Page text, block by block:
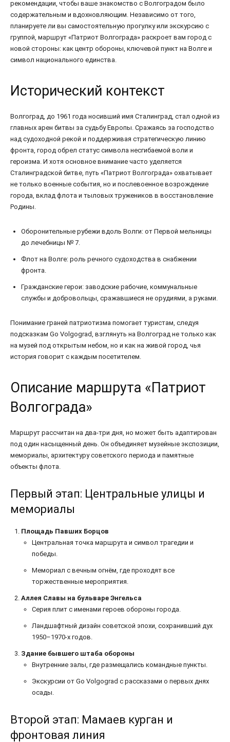
рекомендации, чтобы ваше знакомство с Волгоградом было
содержательным и вдохновляющим. Независимо от того,
планируете ли вы самостоятельную прогулку или экскурсию с
группой, маршрут «Патриот Волгограда» раскроет вам город с
новой стороны: как центр обороны, ключевой пункт на Волге и
символ национального единства.
Исторический контекст
Волгоград, до 1961 года носивший имя Сталинград, стал одной из
главных арен битвы за судьбу Европы. Сражаясь за господство
над судоходной рекой и поддерживая стратегическую линию
фронта, город обрел статус символа несгибаемой воли и
героизма. И хотя основное внимание часто уделяется
Сталинградской битве, путь «Патриот Волгограда» охватывает
не только военные события, но и послевоенное возрождение
города, вклад флота и тыловых тружеников в восстановление
Родины.
Оборонительные рубежи вдоль Волги: от Первой мельницы
до лечебницы № 7.
Флот на Волге: роль речного судоходства в снабжении
фронта.
Гражданские герои: заводские рабочие, коммунальные
службы и добровольцы, сражавшиеся не орудиями, а руками.
Понимание граней патриотизма помогает туристам, следуя
подсказкам Go Volgograd, взглянуть на Волгоград не только как
на музей под открытым небом, но и как на живой город, чья
история говорит с каждым посетителем.
Описание маршрута «Патриот
Волгограда»
Маршрут рассчитан на два-три дня, но может быть адаптирован
под один насыщенный день. Он объединяет музейные экспозиции,
мемориалы, архитектуру советского периода и памятные
объекты флота.
Первый этап: Центральные улицы и
мемориалы
Площадь Павших Борцов
Центральная точка маршрута и символ трагедии и
победы.
Мемориал с вечным огнём, где проходят все
торжественные мероприятия.
Аллея Славы на бульваре Энгельса
Серия плит с именами героев обороны города.
Ландшафтный дизайн советской эпохи, сохранивший дух
1950–1970-х годов.
Здание бывшего штаба обороны
Внутренние залы, где размещались командные пункты.
Экскурсии от Go Volgograd с рассказами о первых днях
осады.
Второй этап: Мамаев курган и
фронтовая линия